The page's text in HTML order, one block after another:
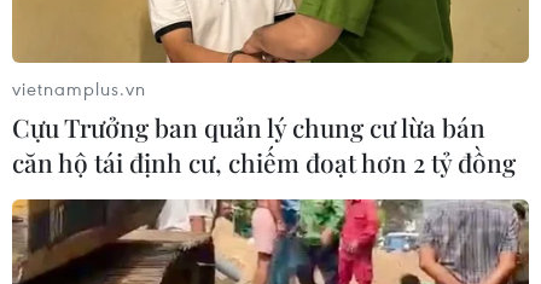
khác đã được huy động để dập lửa.
vietnamplus.vn
Cựu Trưởng ban quản lý chung cư lừa bán
căn hộ tái định cư, chiếm đoạt hơn 2 tỷ đồng